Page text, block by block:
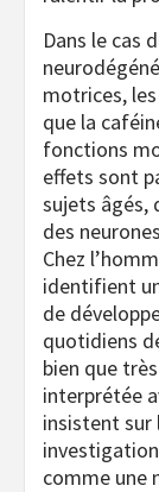
Dans le cas
motrices,
que la
fonctions
effets sont
sujets âgés,
des
Chez
identifient
de
quotidiens
bien que
interprétée
insistent sur
comme une